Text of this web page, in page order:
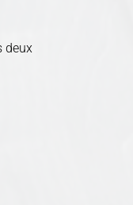
deux